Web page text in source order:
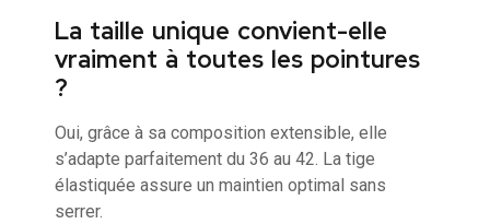
La taille unique convient-elle
vraiment à toutes les pointures
?
Oui, grâce à sa composition extensible, elle
s’adapte parfaitement du 36 au 42. La tige
élastiquée assure un maintien optimal sans
serrer.